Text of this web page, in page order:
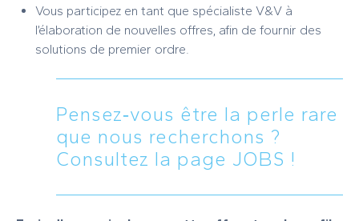
Vous participez en tant que spécialiste V&V à
l’élaboration de nouvelles offres, afin de fournir des
solutions de premier ordre.
Pensez‑vous être la perle rare
que nous recherchons ?
Consultez la page JOBS !